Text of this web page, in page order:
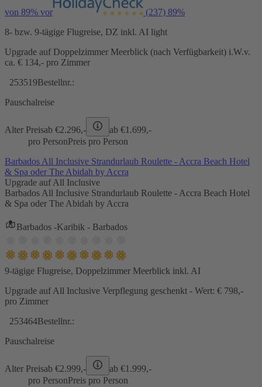
von 89% vor (237) 89%
8- bzw. 9-tägige Flugreise, DZ inkl. AI light
Upgrade auf Doppelzimmer Meerblick (nach Verfügbarkeit) i.W.v.
ca. € 134,- pro Zimmer
253519Bestellnr.:
Pauschalreise
Alter Preisab €2.296,- ab €1.699,-
pro PersonPreis pro Person
Barbados All Inclusive Strandurlaub Roulette - Accra Beach Hotel
& Spa oder The Abidah by Accra
Upgrade auf All Inclusive
Barbados All Inclusive Strandurlaub Roulette - Accra Beach Hotel
& Spa oder The Abidah by Accra
Barbados -Karibik - Barbados
9-tägige Flugreise, Doppelzimmer Meerblick inkl. AI
Upgrade auf All Inclusive Verpflegung geschenkt - Wert: € 798,-
pro Zimmer
253464Bestellnr.:
Pauschalreise
Alter Preisab €2.999,- ab €1.999,-
pro PersonPreis pro Person